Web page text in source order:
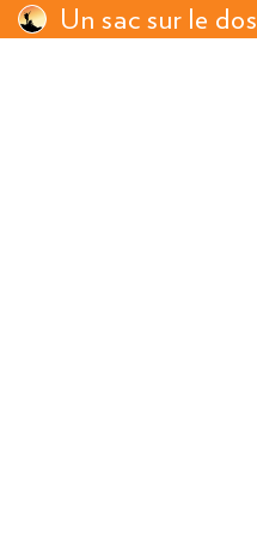
Un sac sur le dos